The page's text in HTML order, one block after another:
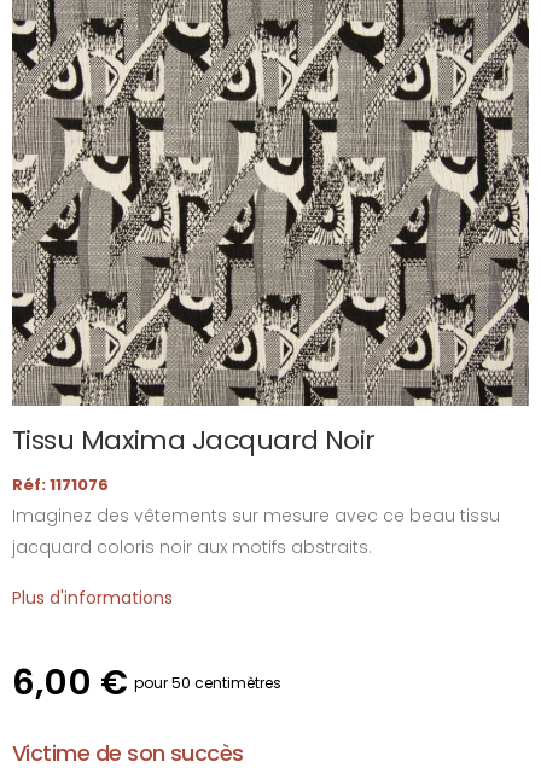
Tissu Maxima Jacquard Noir
Réf: 1171076
Imaginez des vêtements sur mesure avec ce beau tissu
jacquard coloris noir aux motifs abstraits.
Plus d'informations
6,00 € pour 50 centimètres
Victime de son succès